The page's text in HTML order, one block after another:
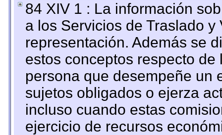
84 XIV 1 : La información
a los Servicios de Traslado
representación. Además se
estos conceptos respecto
persona que desempeñe un
sujetos obligados o ejerza
incluso cuando estas
ejercicio de recursos